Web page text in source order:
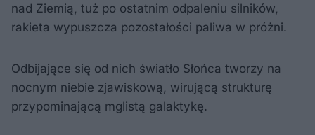
nad Ziemią, tuż po ostatnim odpaleniu silników,
rakieta wypuszcza pozostałości paliwa w próżni.
Odbijające się od nich światło Słońca tworzy na
nocnym niebie zjawiskową, wirującą strukturę
przypominającą mglistą galaktykę.